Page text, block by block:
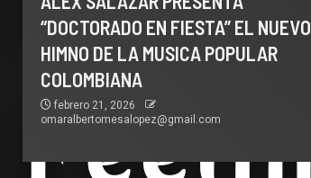
“DOCTORADO EN FIESTA” EL NUEVO
HIMNO DE LA MUSICA POPULAR
COLOMBIANA
febrero 21, 2026
omaralbertomesalopez@gmail.com